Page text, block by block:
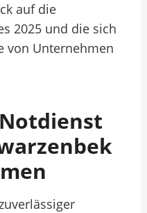
auf die
2025 und die sich
von Unternehmen